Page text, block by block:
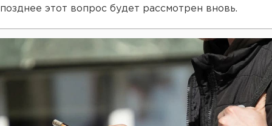
позднее этот вопрос будет рассмотрен вновь.